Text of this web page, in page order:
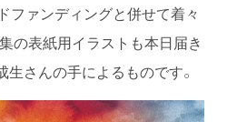
ファンディングと併せて着々
の表紙用イラストも本日届き
生さんの手によるものです。